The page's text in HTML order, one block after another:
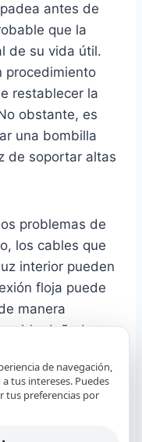
antes de
que la
de su vida útil.
procedimiento
restablecer la
obstante, es
una bombilla
de soportar altas
problemas de
los cables que
interior pueden
floja puede
manera
cable dañado
Revisar el
eléctricos
podría ser el
de un
de navegación,
tus intereses. Puedes
tus preferencias por